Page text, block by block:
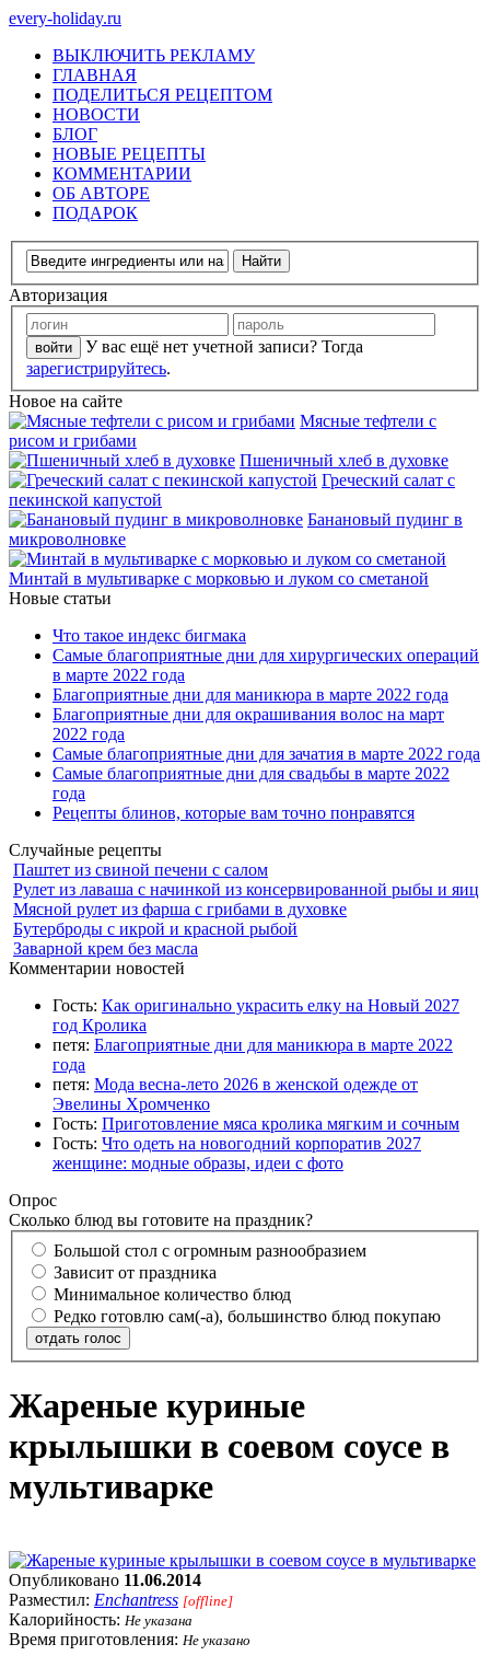
every-holiday.ru
ВЫКЛЮЧИТЬ РЕКЛАМУ
ГЛАВНАЯ
ПОДЕЛИТЬСЯ РЕЦЕПТОМ
НОВОСТИ
БЛОГ
НОВЫЕ РЕЦЕПТЫ
КОММЕНТАРИИ
ОБ АВТОРЕ
ПОДАРОК
Авторизация
У вас ещё нет учетной записи? Тогда
зарегистрируйтесь.
Новое на сайте
Мясные тефтели с
рисом и грибами
Пшеничный хлеб в духовке
Греческий салат с
пекинской капустой
Банановый пудинг в
микроволновке
Минтай в мультиварке с морковью и луком со сметаной
Новые статьи
Что такое индекс бигмака
Самые благоприятные дни для хирургических операций
в марте 2022 года
Благоприятные дни для маникюра в марте 2022 года
Благоприятные дни для окрашивания волос на март
2022 года
Самые благоприятные дни для зачатия в марте 2022 года
Самые благоприятные дни для свадьбы в марте 2022
года
Рецепты блинов, которые вам точно понравятся
Случайные рецепты
Паштет из свиной печени с салом
Рулет из лаваша с начинкой из консервированной рыбы и яиц
Мясной рулет из фарша с грибами в духовке
Бутерброды с икрой и красной рыбой
Заварной крем без масла
Комментарии новостей
Гость: Как оригинально украсить елку на Новый 2027
год Кролика
петя: Благоприятные дни для маникюра в марте 2022
года
петя: Мода весна-лето 2026 в женской одежде от
Эвелины Хромченко
Гость: Приготовление мяса кролика мягким и сочным
Гость: Что одеть на новогодний корпоратив 2027
женщине: модные образы, идеи с фото
Опрос
Сколько блюд вы готовите на праздник?
Большой стол с огромным разнообразием
Зависит от праздника
Минимальное количество блюд
Редко готовлю сам(-а), большинство блюд покупаю
отдать голос
Жареные куриные
крылышки в соевом соусе в
мультиварке
Опубликовано 11.06.2014
Разместил: Enchantress [offline]
Калорийность: Не указана
Время приготовления: Не указано